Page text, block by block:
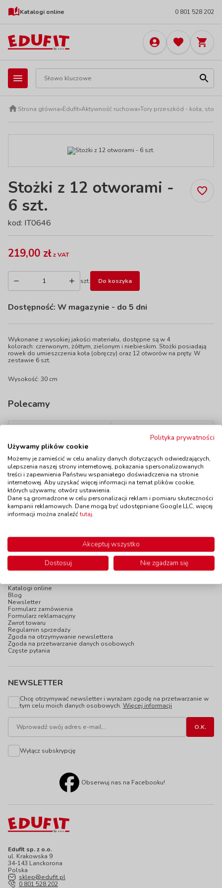
Katalogi online 0 801 528 202
Strona główna»Edufit»Aktywność ruchowa»Tory przeszkód - koła,
Stożki z 12 otworami -
6 szt.
kod: IT0646
219,00 złz VAT
szt. Do koszyka
Dostępność: W magazynie - do 5 dni
Wykonane z wysokiej jakości materiału, dostępne są w 4
kolorach: czerwonym, żółtym, zielonym i niebieskim. Stożki posiadają
rowek do umieszczenia koła (obręczy) oraz 12 otworów na pręty. W
zestawie 6 szt.
Wysokość: 30 cm
Polecamy
Łącznik kół - 10 szt.
kod: IT112
Dostępność W magazynie
do 5 dni
49,90 zł z VAT
Do koszyka
kod: VN50984
Dostępnośćdo 21 dni
82,90 zł z VAT
Do koszyka
Edufit sp. z o.o.
ul. Krakowska 9
34-143 Lanckorona
Polska
sklep@edufit.pl
0 801 528 202
INFOPANEL
Katalogi online
Blog
Newsletter
Formularz zamówienia
Formularz reklamacyjny
Zwrot towaru
Regulamin sprzedaży
Zgoda na otrzymywanie newslettera
Zgoda na przetwarzanie danych osobowych
Częste pytania
NEWSLETTER
Chcę otrzymywać newsletter i wyrażam zgodę na przetwarzanie w
tym celu moich danych osobowych. Więcej informacji
Wyłącz subskrypcję
Obserwuj nas na Facebooku!
Polityka prywatności
Używamy plików cookie
Możemy je zamieścić w celu analizy danych dotyczących odwiedzających,
ulepszenia naszej strony internetowej, pokazania spersonalizowanych
treści i zapewnienia Państwu wspaniałego doświadczenia na stronie
internetowej. Aby uzyskać więcej informacji na temat plików cookie,
których używamy, otwórz ustawienia.
Dane są gromadzone w celu personalizacji reklam i pomiaru skuteczności
kampanii reklamowych. Dane mogą być udostępniane Google LLC, więcej
informacji można znaleźćtutaj.
Akceptuj wszystko
Dostosuj
Nie zgadzam się